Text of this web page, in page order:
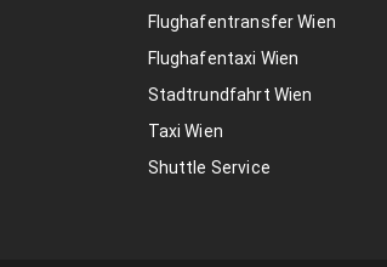
Flughafentransfer Wien
Flughafentaxi Wien
Stadtrundfahrt Wien
Taxi Wien
Shuttle Service